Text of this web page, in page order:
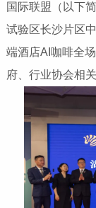
国际联盟（以下
试验区长沙片区
端酒店AI咖啡全
府、行业协会相